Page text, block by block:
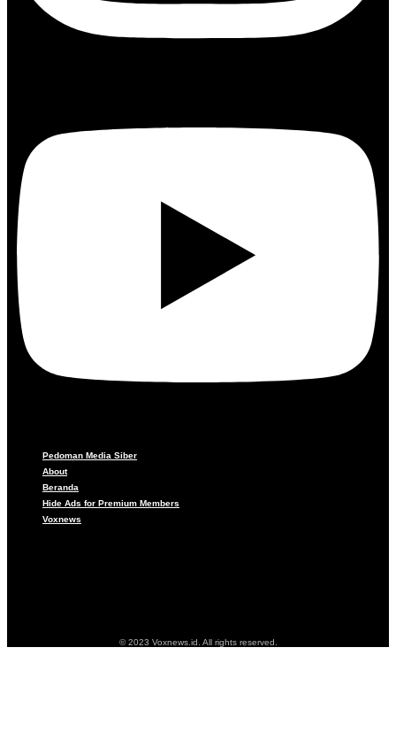
Pedoman Media Siber
About
Beranda
Hide Ads for Premium Members
Voxnews
© 2023 Voxnews.id. All rights reserved.